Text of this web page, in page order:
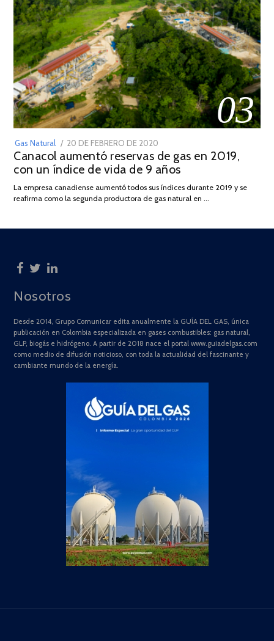
03
Gas Natural
POSTED
ON
20 DE FEBRERO DE 2020
DE
JULIO
2025
Canacol aumentó reservas de gas en 2019,
con un índice de vida de 9 años
La empresa canadiense aumentó todos sus índices durante 2019 y se
reafirma como la segunda productora de gas natural en …
Nosotros
Desde 2014, Grupo Comunicar edita anualmente la GUÍA DEL GAS, única
publicación en Colombia especializada en gases combustibles: gas natural,
GLP, biogás e hidrógeno. A partir de 2018 nace el portal www.guiadelgas.com
como medio de difusión noticioso, con toda la actualidad del fascinante y
cambiante mundo de la energía.